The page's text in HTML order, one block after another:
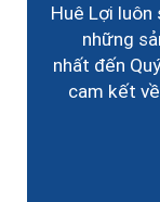
Huê Lợi luôn
những
nhất đến
cam kết